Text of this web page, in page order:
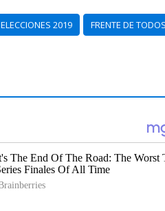
ELECCIONES 2019
FRENTE DE